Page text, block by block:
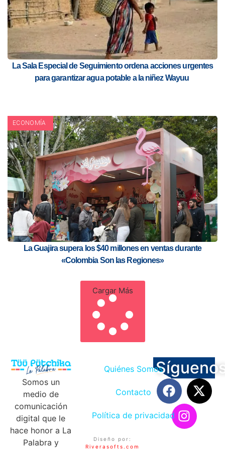
La Sala Especial de Seguimiento ordena acciones urgentes
para garantizar agua potable a la niñez Wayuu
ECONOMÍA
La Guajira supera los $40 millones en ventas durante
«Colombia Son las Regiones»
Cargar Más
Somos un
medio de
comunicación
digital que le
hace honor a La
Palabra y
Quiénes Somos
Contacto
Política de privacidad
Diseño por:
Riverasofts.com